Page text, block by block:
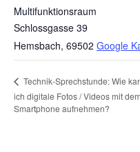
Multifunktionsraum
Schlossgasse 39
Hemsbach, 69502 Google
Technik-Sprechstunde: Wie
ich digitale Fotos / Videos mit dem
Smartphone aufnehmen?